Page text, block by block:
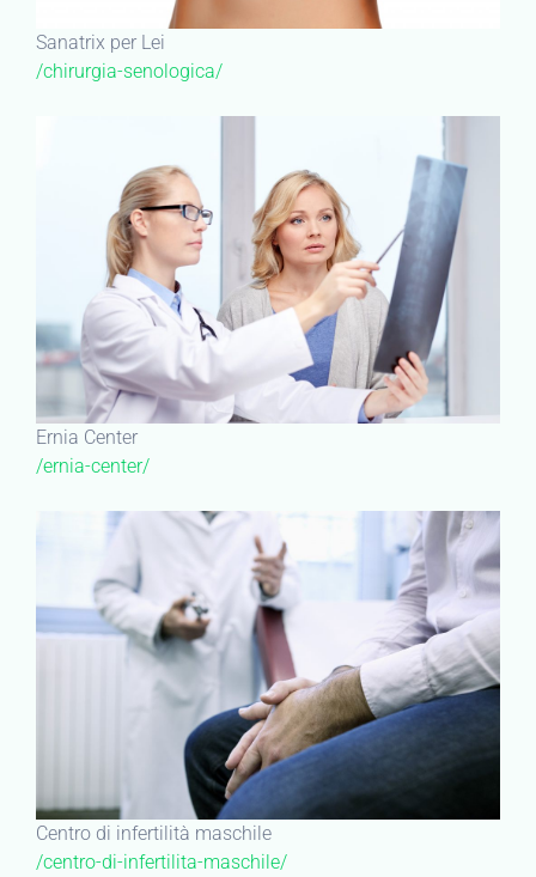
Sanatrix per Lei
/chirurgia-senologica/
Ernia Center
/ernia-center/
Centro di infertilità maschile
/centro-di-infertilita-maschile/